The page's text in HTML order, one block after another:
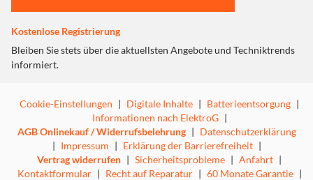
Kostenlose Registrierung
Bleiben Sie stets über die aktuellsten Angebote und Techniktrends
informiert.
Cookie-Einstellungen | Digitale Inhalte | Batterieentsorgung |
Informationen nach ElektroG |
AGB Onlinekauf / Widerrufsbelehrung | Datenschutzerklärung
| Impressum | Erklärung der Barrierefreiheit |
Vertrag widerrufen | Sicherheitsprobleme | Anfahrt |
Kontaktformular | Recht auf Reparatur | 60 Monate Garantie |